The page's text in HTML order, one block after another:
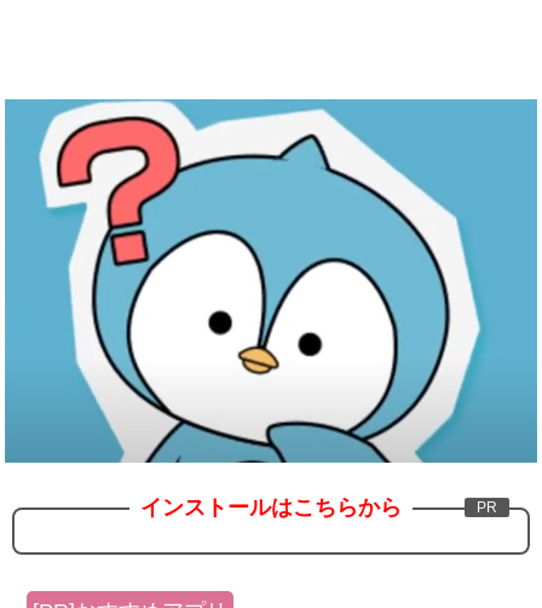
インストールはこちらから